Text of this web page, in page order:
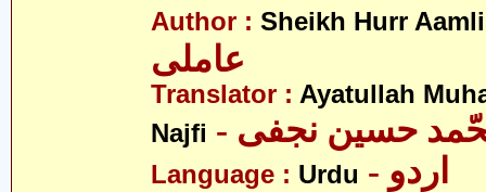
Author : Sheikh Hurr Aamli
عاملی
Translator : Ayatullah
Najfi
محّمد حسین نجفی
Language : Urdu - اردو